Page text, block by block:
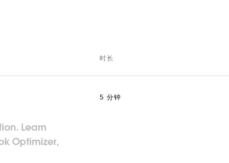
时长
Learn
Optimizer,
5 分钟